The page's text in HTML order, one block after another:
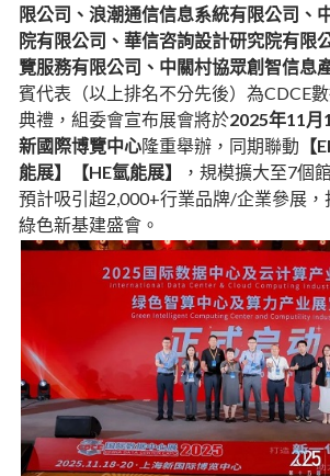
限公司、浪潮通信信息系統有限公司、
院有限公司、華信咨詢設計研究院有限
覽服務有限公司、中關村協眾創智信息
賓代表（以上排名不分先後）為CDCE
典禮，組委會宣布展會將於2025年11月
新國際博覽中心隆重舉辦，同期聯動 【
能展】【HE氫能展】
，規模擴大至7個
預計吸引超2,000+行業品牌/企業參展，
綠色新基建盛會。